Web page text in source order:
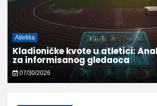
Atletika
Kladioničke kvote u atletici:
za informisanog gledaoca
07/30/2026